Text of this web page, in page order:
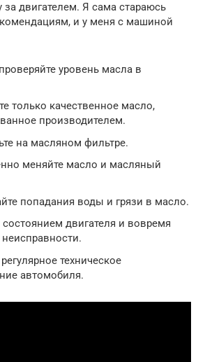
за двигателем. Я сама стараюсь
и у меня с машиной
уровень масла в
только качественное масло,
производителем.
на масляном фильтре.
меняйте масло и масляный
попадания воды и грязи в масло.
состоянием двигателя и вовремя
неисправности.
техническое
автомобиля.